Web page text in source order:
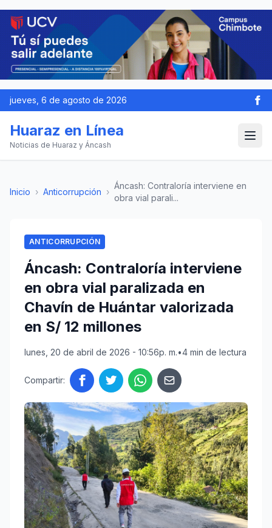
jueves, 6 de agosto de 2026
Huaraz en Línea
Noticias de Huaraz y Áncash
Inicio › Anticorrupción ›
Áncash: Contraloría interviene en
obra vial parali...
ANTICORRUPCIÓN
Áncash: Contraloría interviene
en obra vial paralizada en
Chavín de Huántar valorizada
en S/ 12 millones
lunes, 20 de abril de 2026 - 10:56p. m.•4 min de lectura
Compartir: